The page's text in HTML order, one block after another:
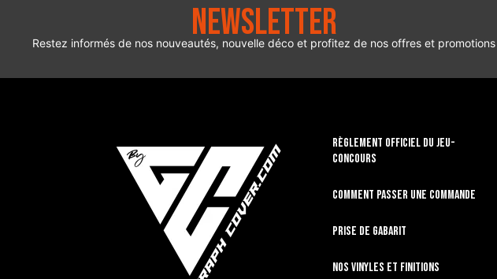
Newsletter
Restez informés de nos nouveautés, nouvelle déco et profitez de nos offres et promotions
RÈGLEMENT OFFICIEL DU JEU-
CONCOURS
Comment passer une commande
Prise de gabarit
Nos vinyles et finitions